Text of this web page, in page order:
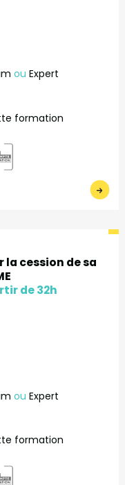
ou Expert
formation
la cession de sa
ou Expert
formation